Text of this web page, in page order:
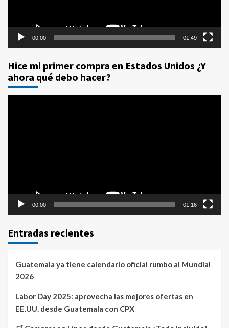
00:00 01:49
Hice mi primer compra en Estados Unidos ¿Y
ahora qué debo hacer?
00:00 01:16
Entradas recientes
Guatemala ya tiene calendario oficial rumbo al Mundial
2026
Labor Day 2025: aprovecha las mejores ofertas en
EE.UU. desde Guatemala con CPX